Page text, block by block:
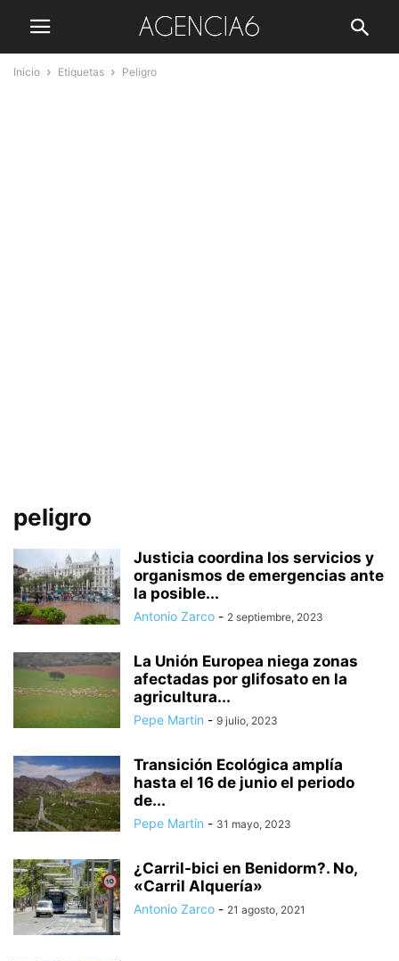
Inicio Etiquetas Peligro
peligro
Justicia coordina los servicios y
organismos de emergencias ante
la posible...
Antonio Zarco - 2 septiembre, 2023
La Unión Europea niega zonas
afectadas por glifosato en la
agricultura...
Pepe Martin - 9 julio, 2023
Transición Ecológica amplía
hasta el 16 de junio el periodo
de...
Pepe Martin - 31 mayo, 2023
¿Carril-bici en Benidorm?. No,
«Carril Alquería»
Antonio Zarco - 21 agosto, 2021